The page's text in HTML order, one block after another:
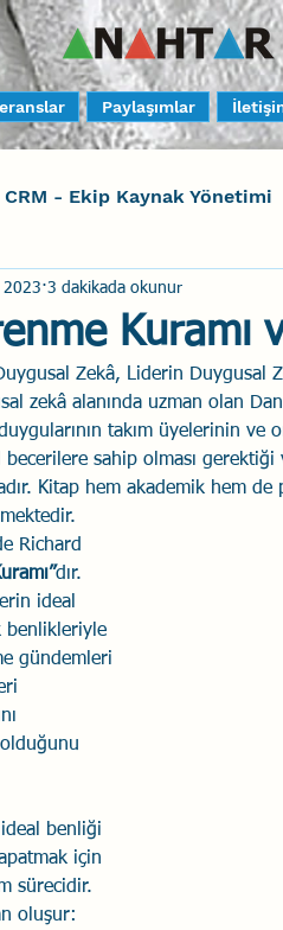
Paylaşımlar
CRM - Ekip Kaynak Yönetimi
Assessments
Factors Güvenli
Sosyal Zekâ
Wellbeing
Eğitimler
Kuramı
2023 3 dakikada okunur
Zekâ, Liderin Duygusal
zekâ alanında uzman olan
takım üyelerinin ve
sahip olması gerektiği
Kitap hem akademik hem
Richard
dır.
ideal
benlikleriyle
gündemleri
benliği
için
sürecidir.
oluşur: